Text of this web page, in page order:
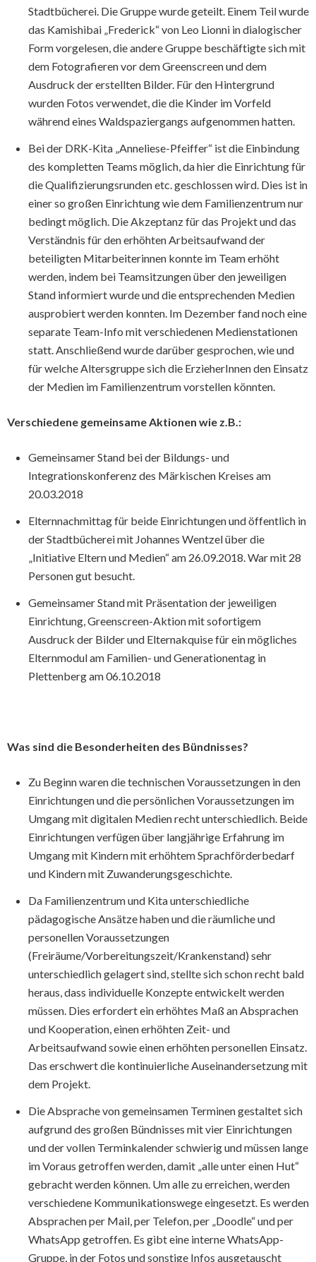
Stadtbücherei. Die Gruppe wurde geteilt. Einem Teil wurde
das Kamishibai „Frederick“ von Leo Lionni in dialogischer
Form vorgelesen, die andere Gruppe beschäftigte sich mit
dem Fotografieren vor dem Greenscreen und dem
Ausdruck der erstellten Bilder. Für den Hintergrund
wurden Fotos verwendet, die die Kinder im Vorfeld
während eines Waldspaziergangs aufgenommen hatten.
Bei der DRK-Kita „Anneliese-Pfeiffer“ ist die Einbindung
des kompletten Teams möglich, da hier die Einrichtung für
die Qualifizierungsrunden etc. geschlossen wird. Dies ist in
einer so großen Einrichtung wie dem Familienzentrum nur
bedingt möglich. Die Akzeptanz für das Projekt und das
Verständnis für den erhöhten Arbeitsaufwand der
beteiligten Mitarbeiterinnen konnte im Team erhöht
werden, indem bei Teamsitzungen über den jeweiligen
Stand informiert wurde und die entsprechenden Medien
ausprobiert werden konnten. Im Dezember fand noch eine
separate Team-Info mit verschiedenen Medienstationen
statt. Anschließend wurde darüber gesprochen, wie und
für welche Altersgruppe sich die ErzieherInnen den Einsatz
der Medien im Familienzentrum vorstellen könnten.
Verschiedene gemeinsame Aktionen wie z.B.:
Gemeinsamer Stand bei der Bildungs- und
Integrationskonferenz des Märkischen Kreises am
20.03.2018
Elternnachmittag für beide Einrichtungen und öffentlich in
der Stadtbücherei mit Johannes Wentzel über die
„Initiative Eltern und Medien“ am 26.09.2018. War mit 28
Personen gut besucht.
Gemeinsamer Stand mit Präsentation der jeweiligen
Einrichtung, Greenscreen-Aktion mit sofortigem
Ausdruck der Bilder und Elternakquise für ein mögliches
Elternmodul am Familien- und Generationentag in
Plettenberg am 06.10.2018
Was sind die Besonderheiten des Bündnisses?
Zu Beginn waren die technischen Voraussetzungen in den
Einrichtungen und die persönlichen Voraussetzungen im
Umgang mit digitalen Medien recht unterschiedlich. Beide
Einrichtungen verfügen über langjährige Erfahrung im
Umgang mit Kindern mit erhöhtem Sprachförderbedarf
und Kindern mit Zuwanderungsgeschichte.
Da Familienzentrum und Kita unterschiedliche
pädagogische Ansätze haben und die räumliche und
personellen Voraussetzungen
(Freiräume/Vorbereitungszeit/Krankenstand) sehr
unterschiedlich gelagert sind, stellte sich schon recht bald
heraus, dass individuelle Konzepte entwickelt werden
müssen. Dies erfordert ein erhöhtes Maß an Absprachen
und Kooperation, einen erhöhten Zeit- und
Arbeitsaufwand sowie einen erhöhten personellen Einsatz.
Das erschwert die kontinuierliche Auseinandersetzung mit
dem Projekt.
Die Absprache von gemeinsamen Terminen gestaltet sich
aufgrund des großen Bündnisses mit vier Einrichtungen
und der vollen Terminkalender schwierig und müssen lange
im Voraus getroffen werden, damit „alle unter einen Hut“
gebracht werden können. Um alle zu erreichen, werden
verschiedene Kommunikationswege eingesetzt. Es werden
Absprachen per Mail, per Telefon, per „Doodle“ und per
WhatsApp getroffen. Es gibt eine interne WhatsApp-
Gruppe, in der Fotos und sonstige Infos ausgetauscht